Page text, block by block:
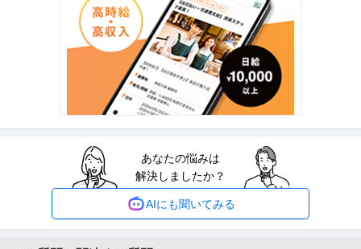
ー室／中堅企業向け総合経営コンサルティング）
株式会社船井総合研究所
職場内禁煙
年収800万円〜1,200万円
【職種】経営＞経営企画・経営戦略 【業種】コンサルティング＞コンサルテ
ィング ※会員属性などに応じ…続きを見る
提供：ビズリーチ
経営者・CEO・COO等 ／ 「COO候補」富裕層向け資産ビジネス
／アンティークコイン市場を拡大する事業責任者
株式会社ユニバーサルコインズ
職場内禁煙 土日休み
年収800万円〜1,500万円
【職種】経営＞経営者・CEO・COO等 【業種】金融＞投資銀行 ※会員属性
などに応じ、当該求人をビ…続きを見る
あなたの悩みは
解決しましたか？
AIにも聞いてみる